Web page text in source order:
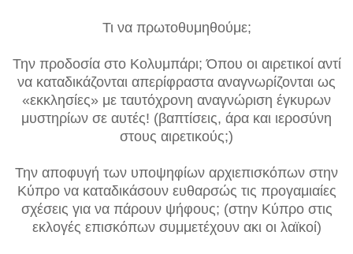
Τι να πρωτοθυμηθούμε;
Την προδοσία στο Κολυμπάρι; Όπου οι αιρετικοί αντί
να καταδικάζονται απερίφραστα αναγνωρίζονται ως
«εκκλησίες» με ταυτόχρονη αναγνώριση έγκυρων
μυστηρίων σε αυτές! (βαπτίσεις, άρα και ιεροσύνη
στους αιρετικούς;)
Την αποφυγή των υποψηφίων αρχιεπισκόπων στην
Κύπρο να καταδικάσουν ευθαρσώς τις προγαμιαίες
σχέσεις για να πάρουν ψήφους; (στην Κύπρο στις
εκλογές επισκόπων συμμετέχουν ακι οι λαϊκοί)